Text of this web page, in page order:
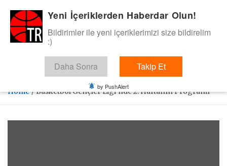
content
BasketTR
Sol dip çizgiden bir basket de bizden gelsin dedik.
Home Basketbol Gençler Ligi’nde 2. Haftanın Programı
Yeni İçeriklerden Haberdar Olun!
Bildirimler ile yeni içeriklerimizi size bildirelim
:)
Daha Sonra Takip Et
by PushAlert